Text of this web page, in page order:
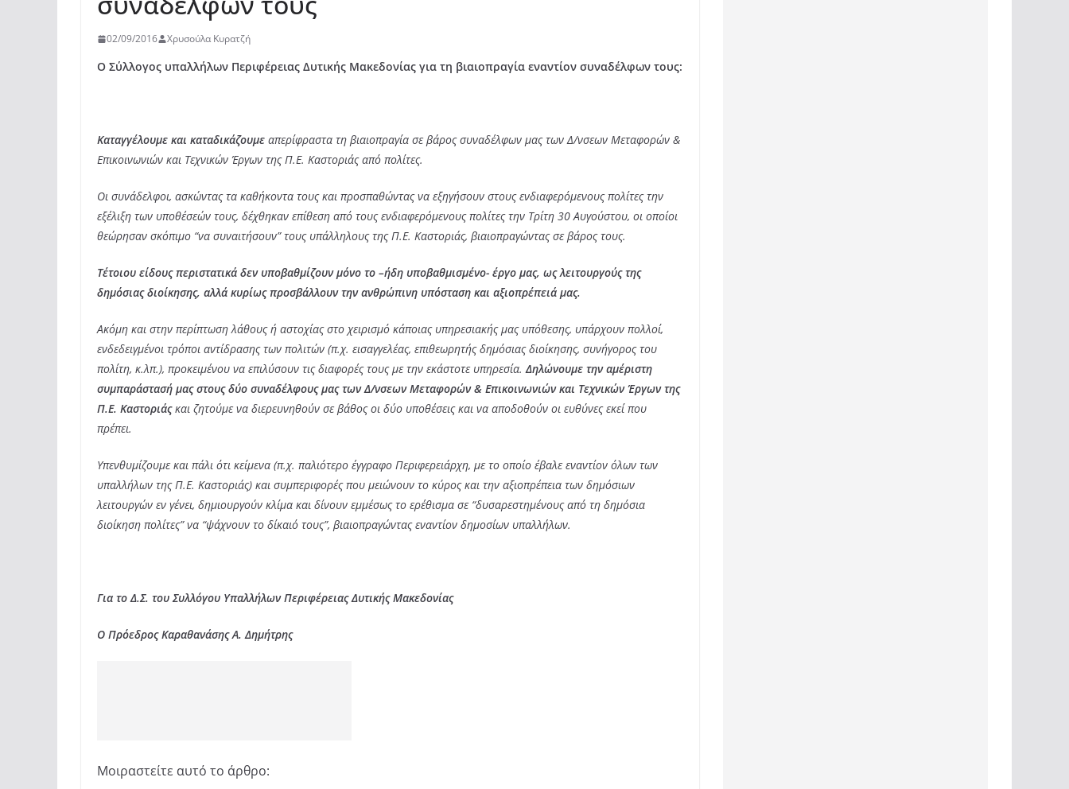
02/09/2016 Χρυσούλα Κυρατζή
Ο Σύλλογος υπαλλήλων Περιφέρειας Δυτικής Μακεδονίας για τη βιαιοπραγία εναντίον συναδέλφων τους:
Καταγγέλουμε και καταδικάζουμε απερίφραστα τη βιαιοπραγία σε βάρος συναδέλφων μας των Δ/νσεων Μεταφορών &
Επικοινωνιών και Τεχνικών Έργων της Π.Ε. Καστοριάς από πολίτες.
Οι συνάδελφοι, ασκώντας τα καθήκοντα τους και προσπαθώντας να εξηγήσουν στους ενδιαφερόμενους πολίτες την
εξέλιξη των υποθέσεών τους, δέχθηκαν επίθεση από τους ενδιαφερόμενους πολίτες την Τρίτη 30 Αυγούστου, οι οποίοι
θεώρησαν σκόπιμο “να συναιτήσουν” τους υπάλληλους της Π.Ε. Καστοριάς, βιαιοπραγώντας σε βάρος τους.
Τέτοιου είδους περιστατικά δεν υποβαθμίζουν μόνο το –ήδη υποβαθμισμένο- έργο μας, ως λειτουργούς της
δημόσιας διοίκησης, αλλά κυρίως προσβάλλουν την ανθρώπινη υπόσταση και αξιοπρέπειά μας.
Ακόμη και στην περίπτωση λάθους ή αστοχίας στο χειρισμό κάποιας υπηρεσιακής μας υπόθεσης, υπάρχουν πολλοί,
ενδεδειγμένοι τρόποι αντίδρασης των πολιτών (π.χ. εισαγγελέας, επιθεωρητής δημόσιας διοίκησης, συνήγορος του
πολίτη, κ.λπ.), προκειμένου να επιλύσουν τις διαφορές τους με την εκάστοτε υπηρεσία.Δηλώνουμε την αμέριστη
συμπαράστασή μας στους δύο συναδέλφους μας των Δ/νσεων Μεταφορών & Επικοινωνιών και Τεχνικών Έργων της
Π.Ε. Καστοριάςκαι ζητούμε να διερευνηθούν σε βάθος οι δύο υποθέσεις και να αποδοθούν οι ευθύνες εκεί που
πρέπει.
Υπενθυμίζουμε και πάλι ότι κείμενα (π.χ. παλιότερο έγγραφο Περιφερειάρχη, με το οποίο έβαλε εναντίον όλων των
υπαλλήλων της Π.Ε. Καστοριάς) και συμπεριφορές που μειώνουν το κύρος και την αξιοπρέπεια των δημόσιων
λειτουργών εν γένει, δημιουργούν κλίμα και δίνουν εμμέσως το ερέθισμα σε “δυσαρεστημένους από τη δημόσια
διοίκηση πολίτες” να “ψάχνουν το δίκαιό τους”, βιαιοπραγώντας εναντίον δημοσίων υπαλλήλων.
Για το Δ.Σ. του Συλλόγου Υπαλλήλων Περιφέρειας Δυτικής Μακεδονίας
Ο Πρόεδρος Καραθανάσης Α. Δημήτρης
Μοιραστείτε αυτό το άρθρο: